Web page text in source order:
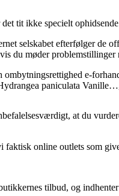
tit ikke specielt
selskabet efterfølger de
du møder problemstillinger
e-
paniculata
at du
online outlets som
tilbud, og